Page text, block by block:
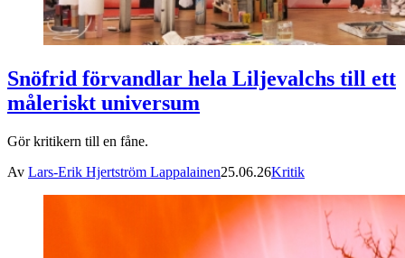
Snöfrid förvandlar hela Liljevalchs till ett
måleriskt universum
Gör kritikern till en fåne.
Av Lars-Erik Hjertström Lappalainen25.06.26Kritik